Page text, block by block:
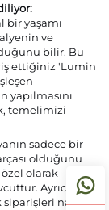
yaşamı
ve
bilir. Bu
ettiğiniz 'Lumin
yapılmasını
temelimizi
sadece bir
olduğunu
olarak
Ayrıca,
nasıl